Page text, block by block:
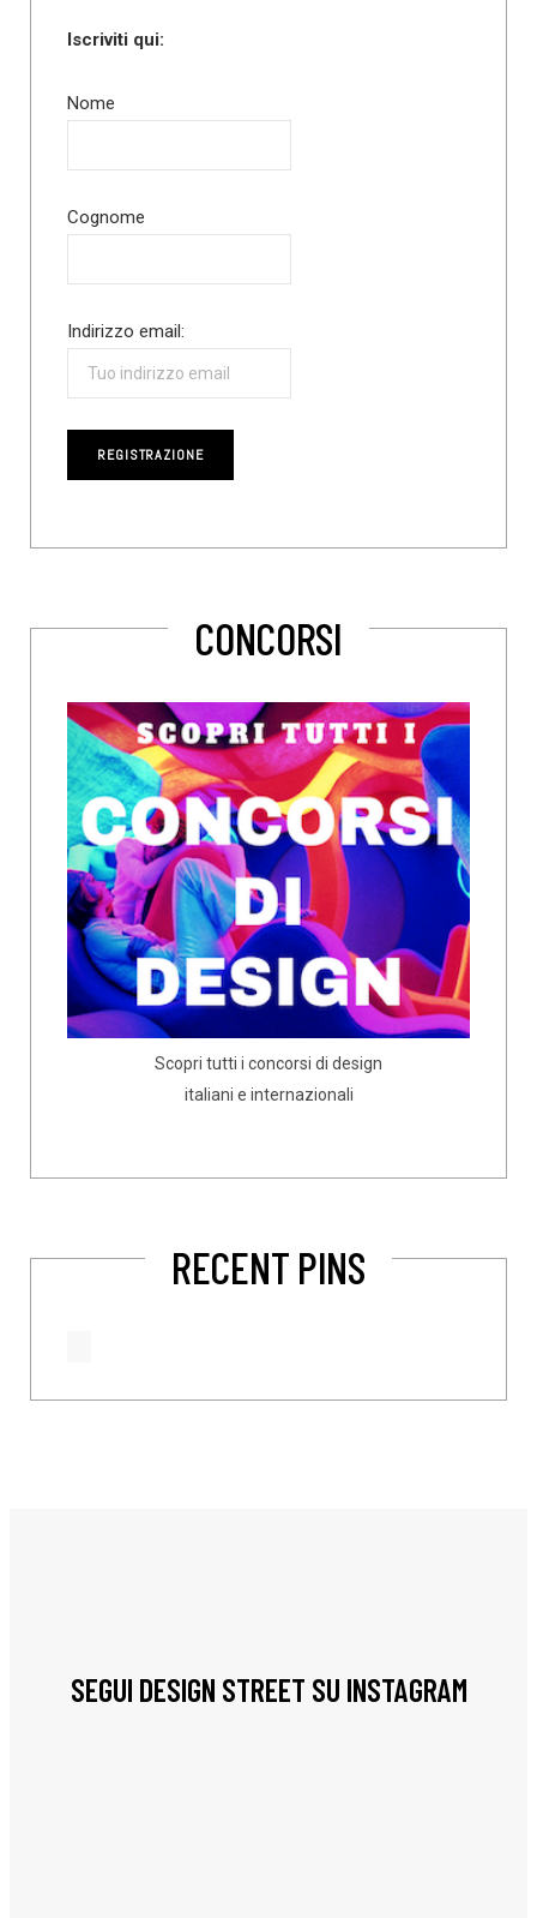
Iscriviti qui:
Nome
Cognome
Indirizzo email:
CONCORSI
Scopri tutti i concorsi di design
italiani e internazionali
RECENT PINS
SEGUI DESIGN STREET SU INSTAGRAM